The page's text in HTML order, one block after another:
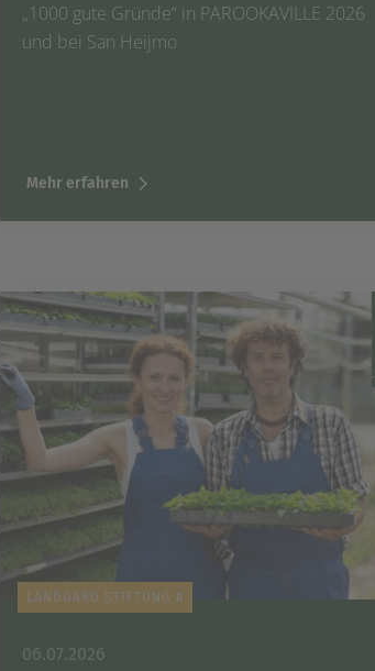
„1000 gute Gründe“ in PAROOKAVILLE 2026
und bei San Heijmo
Mehr erfahren
LANDGARD STIFTUNG #
06.07.2026